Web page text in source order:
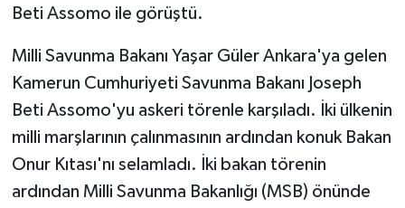
kurtaracağız'
Beti Assomo ile görüştü.
Milli Savunma Bakanı Yaşar Güler Ankara'ya gelen
Kamerun Cumhuriyeti Savunma Bakanı Joseph
Beti Assomo'yu askeri törenle karşıladı. İki ülkenin
milli marşlarının çalınmasının ardından konuk Bakan
Onur Kıtası'nı selamladı. İki bakan törenin
ardından Milli Savunma Bakanlığı (MSB) önünde
HABERDE İNSAN
İNSAN
İş Dünyası
Jandarma